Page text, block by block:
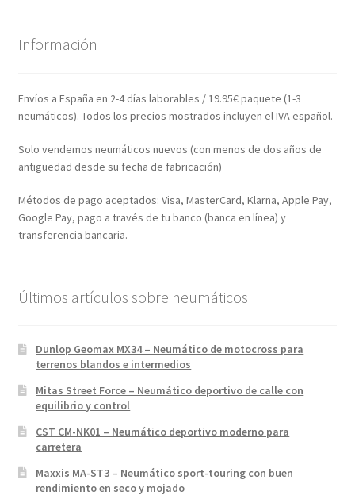
Información
Envíos a España en 2-4 días laborables / 19.95€ paquete (1-3
neumáticos). Todos los precios mostrados incluyen el IVA español.
Solo vendemos neumáticos nuevos (con menos de dos años de
antigüedad desde su fecha de fabricación)
Métodos de pago aceptados: Visa, MasterCard, Klarna, Apple Pay,
Google Pay, pago a través de tu banco (banca en línea) y
transferencia bancaria.
Últimos artículos sobre neumáticos
Dunlop Geomax MX34 – Neumático de motocross para
terrenos blandos e intermedios
Mitas Street Force – Neumático deportivo de calle con
equilibrio y control
CST CM-NK01 – Neumático deportivo moderno para
carretera
Maxxis MA-ST3 – Neumático sport-touring con buen
rendimiento en seco y mojado